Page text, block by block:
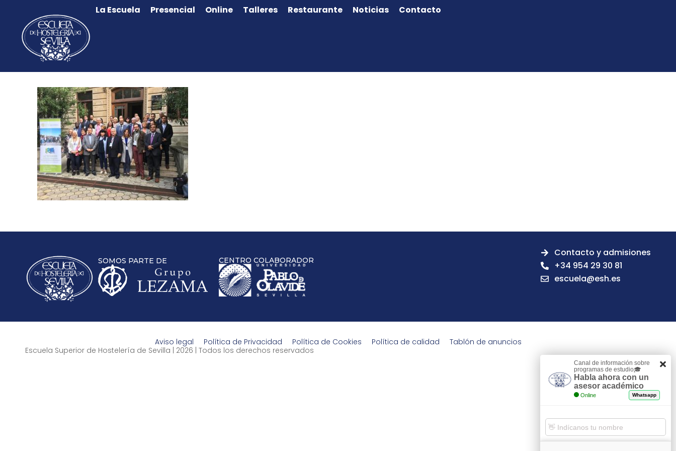
La Escuela Presencial Online Talleres Restaurante Noticias Contacto
SOMOS PARTE DE CENTRO COLABORADOR
Contacto y admisiones
+34 954 29 30 81
escuela@esh.es
Aviso legal Política de Privacidad Política de Cookies Política de calidad
Tablón de anuncios
Escuela Superior de Hostelería de Sevilla | 2026 | Todos los derechos reservados
Canal de información sobre
programas de estudio🎓
Habla ahora con un
asesor académico
Online Whatsapp